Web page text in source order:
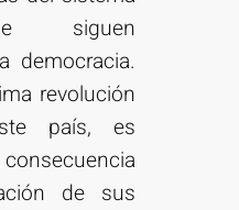
siguen
democracia.
revolución
país, es
de sus